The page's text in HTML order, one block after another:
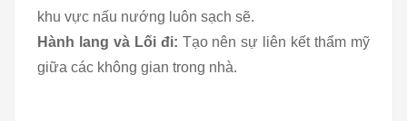
khu vực nấu nướng luôn sạch sẽ.
Hành lang và Lối đi: Tạo nên sự liên kết thẩm mỹ
giữa các không gian trong nhà.